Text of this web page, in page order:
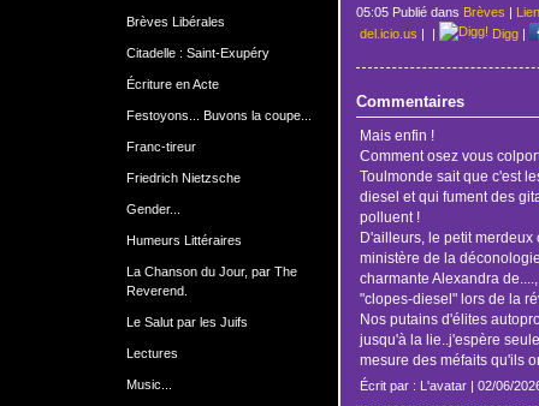
Brèves Libérales
Citadelle : Saint-Exupéry
Écriture en Acte
Festoyons... Buvons la coupe...
Franc-tireur
Friedrich Nietzsche
Gender...
Humeurs Littéraires
La Chanson du Jour, par The
Reverend.
Le Salut par les Juifs
Lectures
Music...
05:05 Publié dans Brèves |
del.icio.us | | Digg|
Commentaires
Mais enfin !
Comment osez vous
Toulmonde sait que c'est
diesel et qui fument des
polluent !
D'ailleurs, le petit merdeux
ministère de la
charmante Alexandra
"clopes-diesel" lors de la
Nos putains d'élites
jusqu'à la lie..j'espère
mesure des méfaits qu'ils
Écrit par : L'avatar | 02/06/